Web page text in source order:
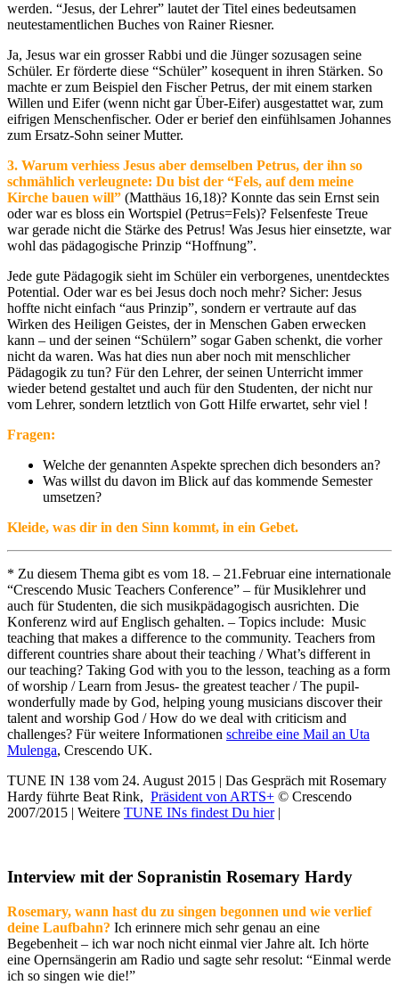
werden. “Jesus, der Lehrer” lautet der Titel eines bedeutsamen
neutestamentlichen Buches von Rainer Riesner.
Ja, Jesus war ein grosser Rabbi und die Jünger sozusagen seine
Schüler. Er förderte diese “Schüler” kosequent in ihren Stärken. So
machte er zum Beispiel den Fischer Petrus, der mit einem starken
Willen und Eifer (wenn nicht gar Über-Eifer) ausgestattet war, zum
eifrigen Menschenfischer. Oder er berief den einfühlsamen Johannes
zum Ersatz-Sohn seiner Mutter.
3. Warum verhiess Jesus aber demselben Petrus, der ihn so
schmählich verleugnete: Du bist der “Fels, auf dem meine
Kirche bauen will” (Matthäus 16,18)? Konnte das sein Ernst sein
oder war es bloss ein Wortspiel (Petrus=Fels)? Felsenfeste Treue
war gerade nicht die Stärke des Petrus! Was Jesus hier einsetzte, war
wohl das pädagogische Prinzip “Hoffnung”.
Jede gute Pädagogik sieht im Schüler ein verborgenes, unentdecktes
Potential. Oder war es bei Jesus doch noch mehr? Sicher: Jesus
hoffte nicht einfach “aus Prinzip”, sondern er vertraute auf das
Wirken des Heiligen Geistes, der in Menschen Gaben erwecken
kann – und der seinen “Schülern” sogar Gaben schenkt, die vorher
nicht da waren. Was hat dies nun aber noch mit menschlicher
Pädagogik zu tun? Für den Lehrer, der seinen Unterricht immer
wieder betend gestaltet und auch für den Studenten, der nicht nur
vom Lehrer, sondern letztlich von Gott Hilfe erwartet, sehr viel !
Fragen:
Welche der genannten Aspekte sprechen dich besonders an?
Was willst du davon im Blick auf das kommende Semester
umsetzen?
Kleide, was dir in den Sinn kommt, in ein Gebet.
* Zu diesem Thema gibt es vom 18. – 21.Februar eine internationale
“Crescendo Music Teachers Conference” – für Musiklehrer und
auch für Studenten, die sich musikpädagogisch ausrichten. Die
Konferenz wird auf Englisch gehalten. – Topics include: Music
teaching that makes a difference to the community. Teachers from
different countries share about their teaching / What’s different in
our teaching? Taking God with you to the lesson, teaching as a form
of worship / Learn from Jesus- the greatest teacher / The pupil-
wonderfully made by God, helping young musicians discover their
talent and worship God / How do we deal with criticism and
challenges? Für weitere Informationen schreibe eine Mail an Uta
Mulenga, Crescendo UK.
TUNE IN 138 vom 24. August 2015 | Das Gespräch mit Rosemary
Hardy führte Beat Rink, Präsident von ARTS+ © Crescendo
2007/2015 | Weitere TUNE INs findest Du hier|
Interview mit der Sopranistin Rosemary Hardy
Rosemary, wann hast du zu singen begonnen und wie verlief
deine Laufbahn? Ich erinnere mich sehr genau an eine
Begebenheit – ich war noch nicht einmal vier Jahre alt. Ich hörte
eine Opernsängerin am Radio und sagte sehr resolut: “Einmal werde
ich so singen wie die!”